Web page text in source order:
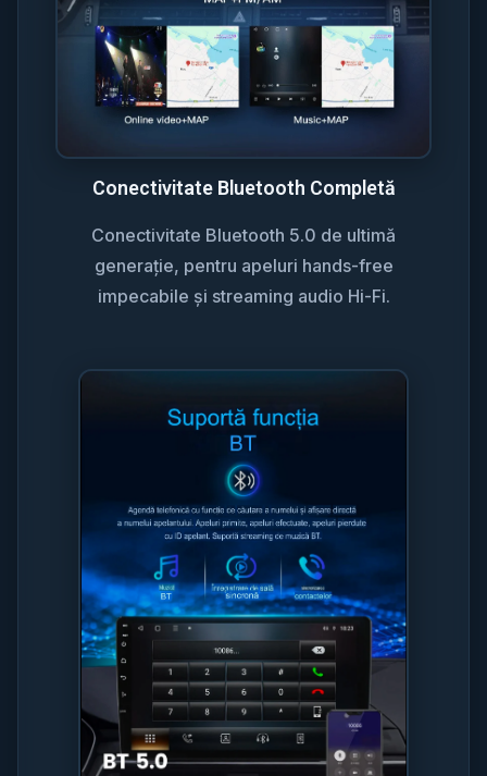
Conectivitate Bluetooth Completă
Conectivitate Bluetooth 5.0 de ultimă
generație, pentru apeluri hands-free
impecabile și streaming audio Hi-Fi.